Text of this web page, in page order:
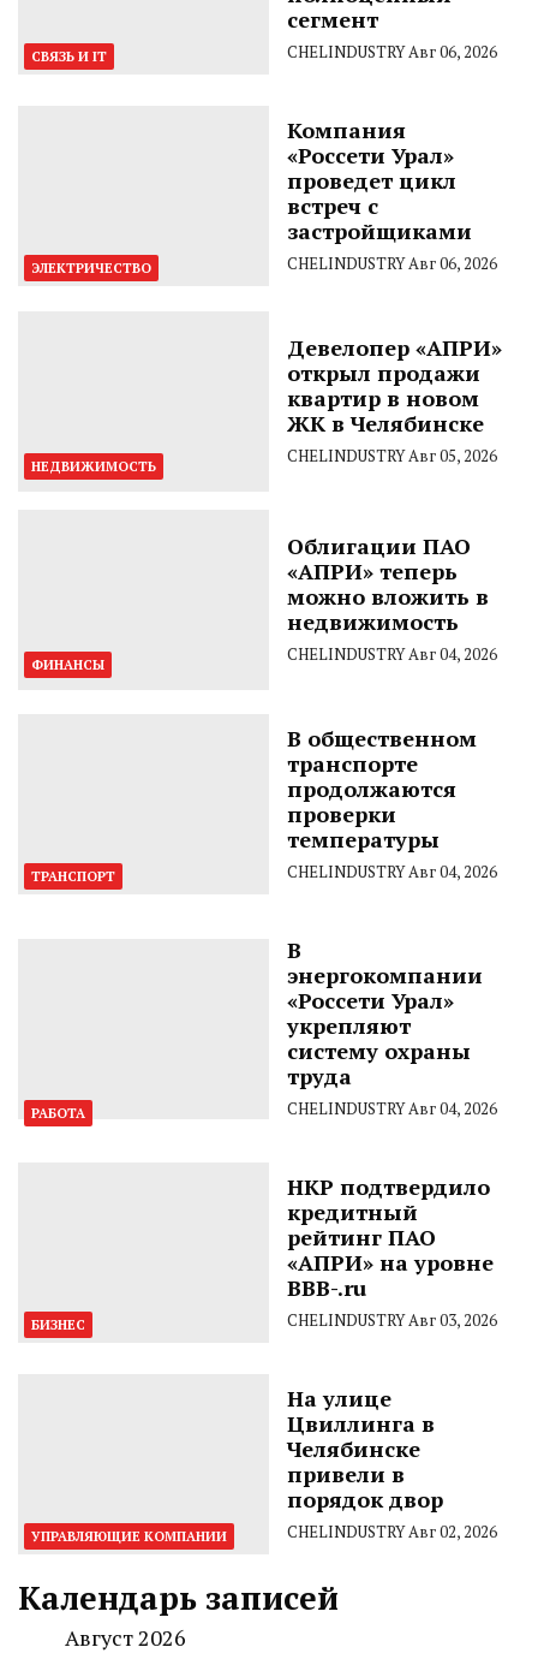
СВЯЗЬ И IT
сегмент
CHELINDUSTRYАвг 06, 2026
ЭЛЕКТРИЧЕСТВО
Компания
«Россети Урал»
проведет цикл
встреч с
застройщиками
CHELINDUSTRYАвг 06, 2026
НЕДВИЖИМОСТЬ
Девелопер «АПРИ»
открыл продажи
квартир в новом
ЖК в Челябинске
CHELINDUSTRYАвг 05, 2026
ФИНАНСЫ
Облигации ПАО
«АПРИ» теперь
можно вложить в
недвижимость
CHELINDUSTRYАвг 04, 2026
ТРАНСПОРТ
В общественном
транспорте
продолжаются
проверки
температуры
CHELINDUSTRYАвг 04, 2026
РАБОТА
В
энергокомпании
«Россети Урал»
укрепляют
систему охраны
труда
CHELINDUSTRYАвг 04, 2026
БИЗНЕС
НКР подтвердило
кредитный
рейтинг ПАО
«АПРИ» на уровне
BBB-.ru
CHELINDUSTRYАвг 03, 2026
УПРАВЛЯЮЩИЕ КОМПАНИИ
На улице
Цвиллинга в
Челябинске
привели в
порядок двор
CHELINDUSTRYАвг 02, 2026
Календарь записей
Август 2026